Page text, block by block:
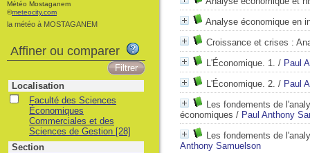
Analyse économique en
Croissance et crises :
L'Économique. 1. / Paul
L'Économique. 2. / Paul
Les fondements de
économiques / Paul Anthony
Les fondements de
Anthony Samuelson
Météo Mostaganem
©meteocity.com
la météo à MOSTAGANEM
Affiner ou comparer
Localisation
Faculté des Sciences
Économiques
Commerciales et des
Sciences de Gestion [28]
Section